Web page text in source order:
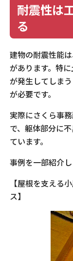
耐震性は
る
建物の耐震性能
があります。特
が発生してしま
が必要です。
実際にさくら事
で、躯体部分に
ています。
事例を一部紹介し
【屋根を支える
ス】